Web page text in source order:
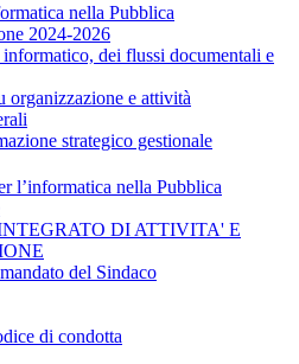
nella Pubblica
2024-2026
dei flussi documentali e
e attività
strategico gestionale
l’informatica nella Pubblica
DI ATTIVITA' E
del Sindaco
di condotta